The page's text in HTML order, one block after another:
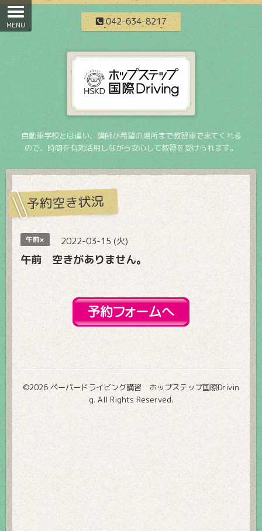
042-634-8217
自動車学校とは違い、講師が希望の場所まで教習車で来てくれる
ので、時間を有効活用しながら安心して教習を受けられます。
予約空き状況
午前× 2022-03-15 (火)
午前 空きがありません。
©2026 ペーパードライビング講習 ホップステップ国際Drivin
g. All Rights Reserved.